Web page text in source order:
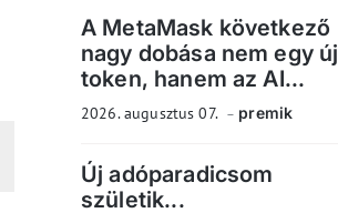
A MetaMask következő
nagy dobása nem egy új
token, hanem az AI...
2026. augusztus 07. premik
Új adóparadicsom
születik...